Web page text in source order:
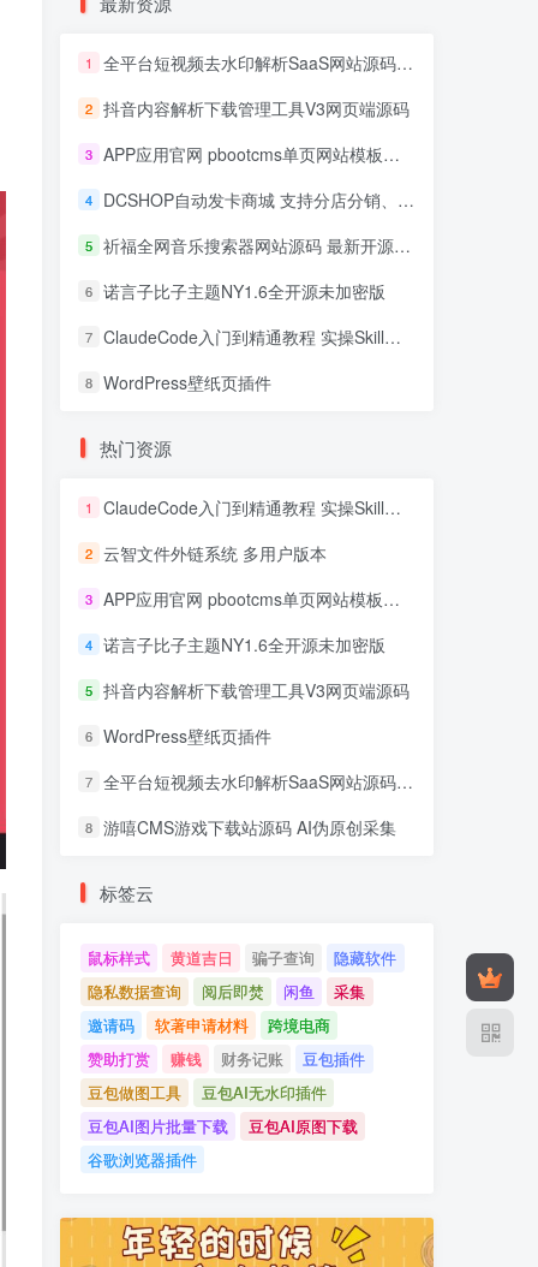
1 全平台短视频去水印解析SaaS网站源码 去水印api总站开源版本
2 抖音内容解析下载管理工具V3网页端源码
3 APP应用官网 pbootcms单页网站模板源码
4 DCSHOP自动发卡商城 支持分店分销、实物发货、自带博客
5 祈福全网音乐搜索器网站源码 最新开源修复版
6 诺言子比子主题NY1.6全开源未加密版
7 ClaudeCode入门到精通教程 实操Skill开发+企业级插件
8 WordPress壁纸页插件
热门资源
1 ClaudeCode入门到精通教程 实操Skill开发+企业级插件
2 云智文件外链系统 多用户版本
3 APP应用官网 pbootcms单页网站模板源码
4 诺言子比子主题NY1.6全开源未加密版
5 抖音内容解析下载管理工具V3网页端源码
6 WordPress壁纸页插件
7 全平台短视频去水印解析SaaS网站源码 去水印api总站开源版本
8 游嘻CMS游戏下载站源码 AI伪原创采集
标签云
鼠标样式 黄道吉日 骗子查询
隐藏软件
隐私数据查询
阅后即焚 闲鱼
采集
邀请码
软著申请材料
跨境电商
赞助打赏
赚钱 财务记账
豆包插件
豆包做图工具
豆包AI无水印插件
豆包AI图片批量下载
豆包AI原图下载
谷歌浏览器插件